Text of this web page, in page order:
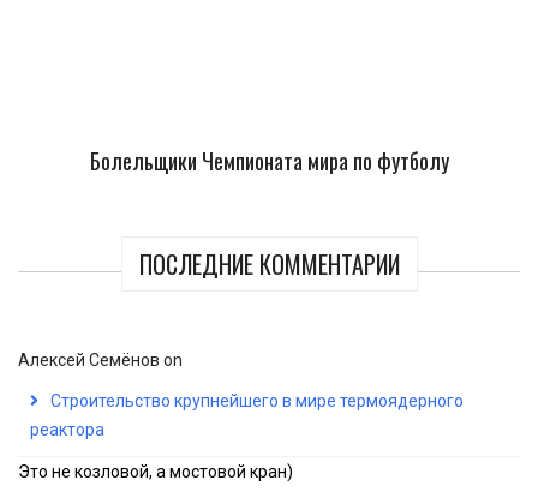
Болельщики Чемпионата мира по футболу
ПОСЛЕДНИЕ КОММЕНТАРИИ
Алексей Семёнов on
Строительство крупнейшего в мире термоядерного
реактора
Это не козловой, а мостовой кран)